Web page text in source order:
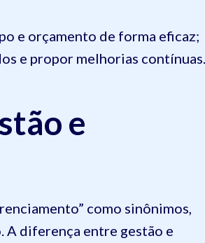
e orçamento de forma eficaz;
e propor melhorias contínuas.
e
​​como sinônimos,
A diferença entre gestão e